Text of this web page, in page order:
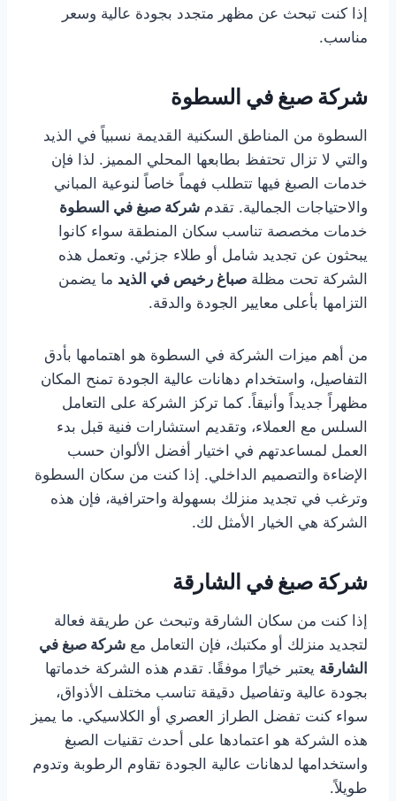
إذا كنت تبحث عن مظهر متجدد بجودة عالية وسعر
مناسب.
شركة صبغ في السطوة
السطوة من المناطق السكنية القديمة نسبياً في الذيد
والتي لا تزال تحتفظ بطابعها المحلي المميز. لذا فإن
خدمات الصبغ فيها تتطلب فهماً خاصاً لنوعية المباني
والاحتياجات الجمالية. تقدم شركة صبغ في السطوة
خدمات مخصصة تناسب سكان المنطقة سواء كانوا
يبحثون عن تجديد شامل أو طلاء جزئي. وتعمل هذه
الشركة تحت مظلة صباغ رخيص في الذيد ما يضمن
التزامها بأعلى معايير الجودة والدقة.
من أهم ميزات الشركة في السطوة هو اهتمامها بأدق
التفاصيل، واستخدام دهانات عالية الجودة تمنح المكان
مظهراً جديداً وأنيقاً. كما تركز الشركة على التعامل
السلس مع العملاء، وتقديم استشارات فنية قبل بدء
العمل لمساعدتهم في اختيار أفضل الألوان حسب
الإضاءة والتصميم الداخلي. إذا كنت من سكان السطوة
وترغب في تجديد منزلك بسهولة واحترافية، فإن هذه
الشركة هي الخيار الأمثل لك.
شركة صبغ في الشارقة
إذا كنت من سكان الشارقة وتبحث عن طريقة فعالة
لتجديد منزلك أو مكتبك، فإن التعامل مع شركة صبغ في
الشارقة يعتبر خيارًا موفقًا. تقدم هذه الشركة خدماتها
بجودة عالية وتفاصيل دقيقة تناسب مختلف الأذواق،
سواء كنت تفضل الطراز العصري أو الكلاسيكي. ما يميز
هذه الشركة هو اعتمادها على أحدث تقنيات الصبغ
واستخدامها لدهانات عالية الجودة تقاوم الرطوبة وتدوم
طويلاً.